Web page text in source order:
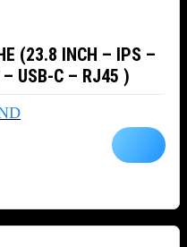
(23.8 INCH – IPS –
USB-C – RJ45 )
Giá